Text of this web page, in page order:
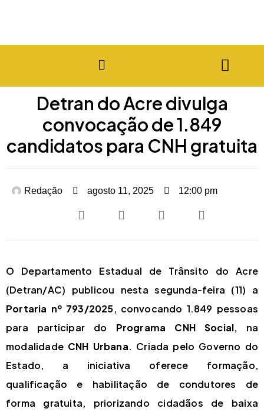
Detran do Acre divulga
convocação de 1.849
candidatos para CNH gratuita
Redação agosto 11, 2025 12:00 pm
O Departamento Estadual de Trânsito do Acre
(Detran/AC) publicou nesta segunda-feira (11) a
Portaria nº 793/2025, convocando 1.849 pessoas
para participar do Programa CNH Social, na
modalidade CNH Urbana. Criada pelo Governo do
Estado, a iniciativa oferece formação,
qualificação e habilitação de condutores de
forma gratuita, priorizando cidadãos de baixa